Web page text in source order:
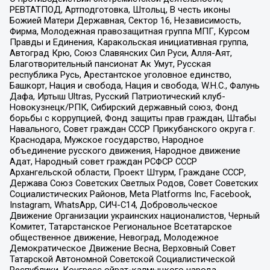
РЕВТАТПОД, Артподготовка, Штольц, В честь иконы
Божией Матери Державная, Сектор 16, Независимость,
Фирма, Молодежная правозащитная группа МПГ, Курсом
Правды и Единения, Каракольская инициативная группа,
Автоград Крю, Союз Славянских Сил Руси, Алля-Аят,
Благотворительный пансионат Ак Умут, Русская
республика Русь, Арестантское уголовное единство,
Башкорт, Нация и свобода, Нация и свобода, W.H.С., Фалунь
Дафа, Иртыш Ultras, Русский Патриотический клуб-
Новокузнецк/РПК, Сибирский державный союз, Фонд
борьбы с коррупцией, Фонд защиты прав граждан, Штабы
Навального, Совет граждан СССР Прикубанского округа г.
Краснодара, Мужское государство, Народное
объединение русского движения, Народное движение
Адат, Народный совет граждан РСФСР СССР
Архангельской области, Проект Штурм, Граждане СССР,
Держава Союз Советских Светлых Родов, Совет Советских
Социалистических Районов, Meta Platforms Inc, Facebook,
Instagram, WhatsApp, СИЧ-С14, Добровольческое
Движение Организации украинских националистов, Черный
Комитет, Татарстанское Региональное Всетатарское
общественное движение, Невоград, Молодежное
Демократическое Движение Весна, Верховный Совет
Татарской Автономной Советской Социалистической